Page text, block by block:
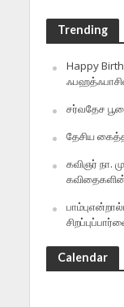
Trending
Happy
சர்வதேச
தேசிய
கவிஞர் நா.
Calendar